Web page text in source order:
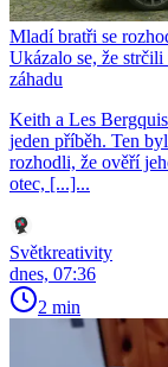
Mladí bratři se
Ukázalo se, že
záhadu
Keith a Les
jeden příběh. Ten
rozhodli, že ověří
otec, [...]...
Světkreativity
dnes, 07:36
2 min